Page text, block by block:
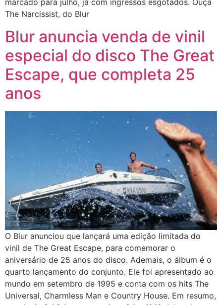
marcado para julho, já com ingressos esgotados. Ouça
The Narcissist, do Blur
Blur anuncia venda de vinil
especial do disco The Great
Escape, que completa 25
anos
O Blur anunciou que lançará uma edição limitada do
vinil de The Great Escape, para comemorar o
aniversário de 25 anos do disco. Ademais, o álbum é o
quarto lançamento do conjunto. Ele foi apresentado ao
mundo em setembro de 1995 e conta com os hits The
Universal, Charmless Man e Country House. Em resumo,